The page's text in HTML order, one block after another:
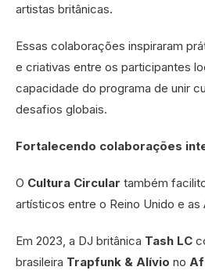
artistas britânicas.
Essas colaborações inspiraram
e criativas entre os participantes
capacidade do programa de unir
desafios globais.
Fortalecendo colaborações
O Cultura Circular também
artísticos entre o Reino Unido e as
Em 2023, a DJ britânica Tash LC
brasileira Trapfunk & Alívio no